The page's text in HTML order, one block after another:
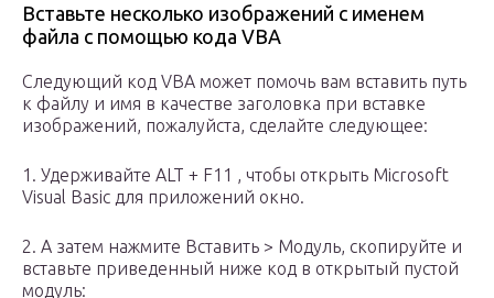
Вставьте несколько изображений с именем
файла с помощью кода VBA
Следующий код VBA может помочь вам вставить путь
к файлу и имя в качестве заголовка при вставке
изображений, пожалуйста, сделайте следующее:
1. Удерживайте ALT + F11 , чтобы открыть Microsoft
Visual Basic для приложений окно.
2. А затем нажмите Вставить > Модуль, скопируйте и
вставьте приведенный ниже код в открытый пустой
модуль: